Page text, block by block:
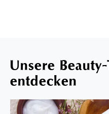
Unsere
entdecken